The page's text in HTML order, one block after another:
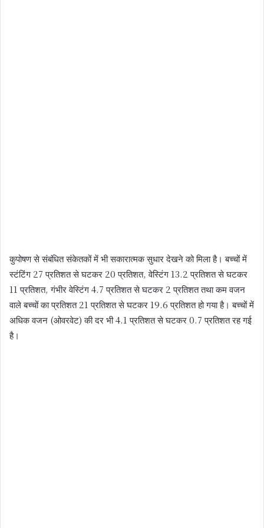
कुपोषण से संबंधित संकेतकों में भी सकारात्मक सुधार देखने को मिला है। बच्चों में
स्टंटिंग 27 प्रतिशत से घटकर 20 प्रतिशत, वेस्टिंग 13.2 प्रतिशत से घटकर
11 प्रतिशत, गंभीर वेस्टिंग 4.7 प्रतिशत से घटकर 2 प्रतिशत तथा कम वजन
वाले बच्चों का प्रतिशत 21 प्रतिशत से घटकर 19.6 प्रतिशत हो गया है। बच्चों में
अधिक वजन (ओवरवेट) की दर भी 4.1 प्रतिशत से घटकर 0.7 प्रतिशत रह गई
है।